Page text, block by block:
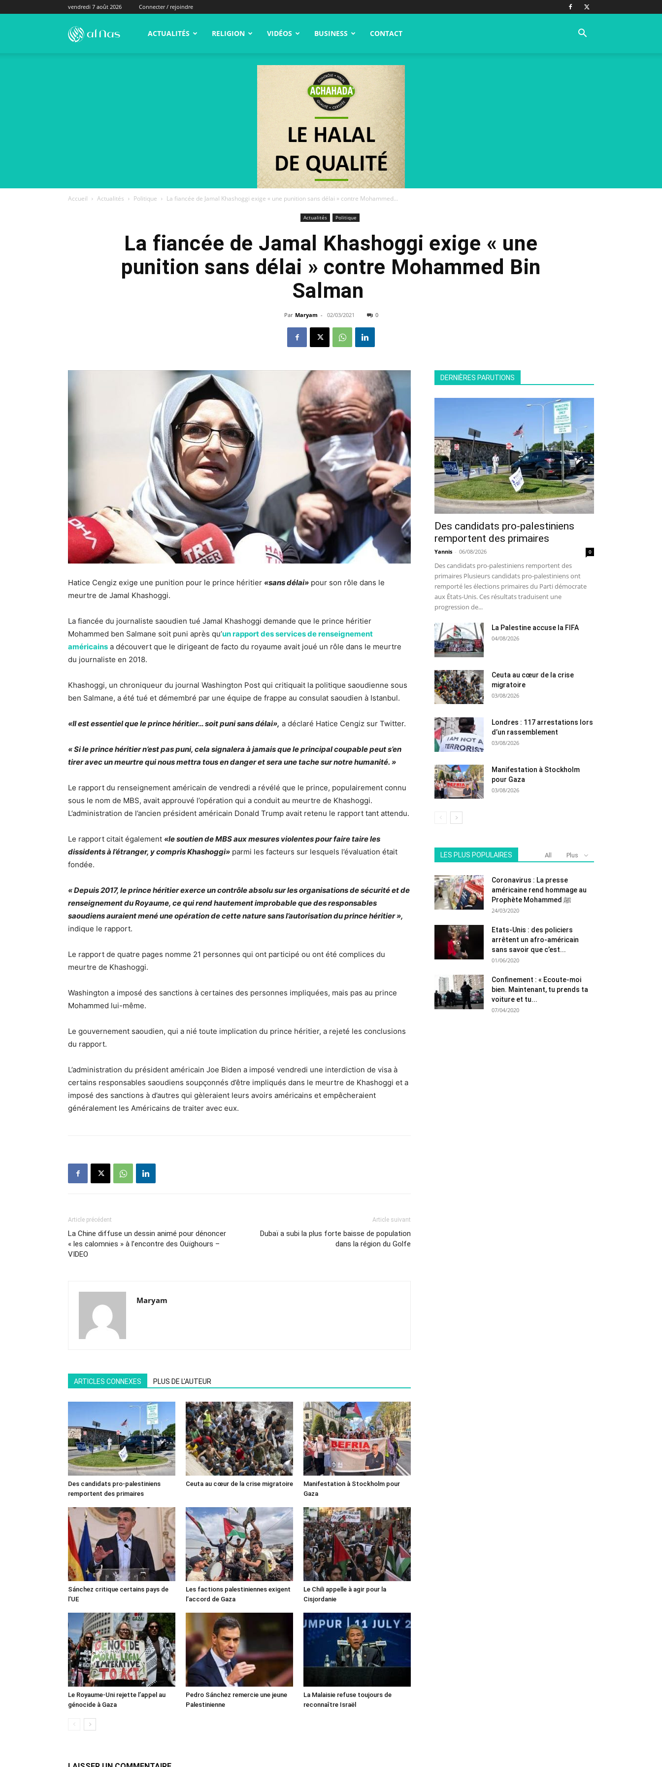
vendredi 7 août 2026 Connecter / rejoindre
alNas.fr ACTUALITÉS RELIGION VIDÉOS BUSINESS CONTACT
Accueil Actualités Politique La fiancée de Jamal Khashoggi exige « une punition sans délai » contre Mohammed...
Actualités Politique
La fiancée de Jamal Khashoggi exige « une
punition sans délai » contre Mohammed Bin
Salman
Par Maryam - 02/03/2021 0
Hatice Cengiz exige une punition pour le prince héritier «sans délai» pour son rôle dans le
meurtre de Jamal Khashoggi.
La fiancée du journaliste saoudien tué Jamal Khashoggi demande que le prince héritier
Mohammed ben Salmane soit puni après qu’un rapport des services de renseignement
américains a découvert que le dirigeant de facto du royaume avait joué un rôle dans le meurtre
du journaliste en 2018.
Khashoggi, un chroniqueur du journal Washington Post qui critiquait la politique saoudienne sous
ben Salmane, a été tué et démembré par une équipe de frappe au consulat saoudien à Istanbul.
«Il est essentiel que le prince héritier… soit puni sans délai», a déclaré Hatice Cengiz sur Twitter.
« Si le prince héritier n’est pas puni, cela signalera à jamais que le principal coupable peut s’en
tirer avec un meurtre qui nous mettra tous en danger et sera une tache sur notre humanité. »
Le rapport du renseignement américain de vendredi a révélé que le prince, populairement connu
sous le nom de MBS, avait approuvé l’opération qui a conduit au meurtre de Khashoggi.
L’administration de l’ancien président américain Donald Trump avait retenu le rapport tant attendu.
Le rapport citait également «le soutien de MBS aux mesures violentes pour faire taire les
dissidents à l’étranger, y compris Khashoggi» parmi les facteurs sur lesquels l’évaluation était
fondée.
« Depuis 2017, le prince héritier exerce un contrôle absolu sur les organisations de sécurité et de
renseignement du Royaume, ce qui rend hautement improbable que des responsables
saoudiens auraient mené une opération de cette nature sans l’autorisation du prince héritier »,
indique le rapport.
Le rapport de quatre pages nomme 21 personnes qui ont participé ou ont été complices du
meurtre de Khashoggi.
Washington a imposé des sanctions à certaines des personnes impliquées, mais pas au prince
Mohammed lui-même.
Le gouvernement saoudien, qui a nié toute implication du prince héritier, a rejeté les conclusions
du rapport.
L’administration du président américain Joe Biden a imposé vendredi une interdiction de visa à
certains responsables saoudiens soupçonnés d’être impliqués dans le meurtre de Khashoggi et a
imposé des sanctions à d’autres qui gèleraient leurs avoirs américains et empêcheraient
généralement les Américains de traiter avec eux.
Article précédent
La Chine diffuse un dessin animé pour dénoncer
« les calomnies » à l’encontre des Ouïghours –
VIDEO
Article suivant
Dubaï a subi la plus forte baisse de population
dans la région du Golfe
Maryam
ARTICLES CONNEXES PLUS DE L'AUTEUR
Des candidats pro-palestiniens
remportent des primaires
Ceuta au cœur de la crise migratoire
Manifestation à Stockholm pour
Gaza
Sánchez critique certains pays de
l’UE
Les factions palestiniennes exigent
l’accord de Gaza
Le Chili appelle à agir pour la
Cisjordanie
Le Royaume-Uni rejette l’appel au
génocide à Gaza
Pedro Sánchez remercie une jeune
Palestinienne
La Malaisie refuse toujours de
reconnaître Israël
DERNIÈRES PARUTIONS
Des candidats pro-palestiniens
remportent des primaires
Yannis - 06/08/2026 0
Des candidats pro-palestiniens remportent des
primaires Plusieurs candidats pro-palestiniens ont
remporté les élections primaires du Parti démocrate
aux États-Unis. Ces résultats traduisent une
progression de...
La Palestine accuse la FIFA
04/08/2026
Ceuta au cœur de la crise
migratoire
03/08/2026
Londres : 117 arrestations lors
d’un rassemblement
03/08/2026
Manifestation à Stockholm
pour Gaza
03/08/2026
LES PLUS POPULAIRES All Plus
Coronavirus : La presse
américaine rend hommage au
Prophète Mohammed ﷺ
24/03/2020
Etats-Unis : des policiers
arrêtent un afro-américain
sans savoir que c’est...
01/06/2020
Confinement : « Ecoute-moi
bien. Maintenant, tu prends ta
voiture et tu...
07/04/2020